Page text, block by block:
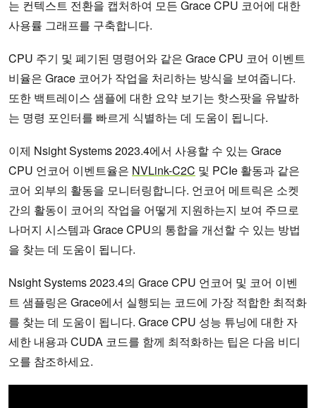
는 컨텍스트 전환을 캡처하여 모든 Grace CPU 코어에 대한
사용률 그래프를 구축합니다.
CPU 주기 및 폐기된 명령어와 같은 Grace CPU 코어 이벤트
비율은 Grace 코어가 작업을 처리하는 방식을 보여줍니다.
또한 백트레이스 샘플에 대한 요약 보기는 핫스팟을 유발하
는 명령 포인터를 빠르게 식별하는 데 도움이 됩니다.
이제 Nsight Systems 2023.4에서 사용할 수 있는 Grace
CPU 언코어 이벤트율은 NVLink-C2C 및 PCIe 활동과 같은
코어 외부의 활동을 모니터링합니다. 언코어 메트릭은 소켓
간의 활동이 코어의 작업을 어떻게 지원하는지 보여 주므로
나머지 시스템과 Grace CPU의 통합을 개선할 수 있는 방법
을 찾는 데 도움이 됩니다.
Nsight Systems 2023.4의 Grace CPU 언코어 및 코어 이벤
트 샘플링은 Grace에서 실행되는 코드에 가장 적합한 최적화
를 찾는 데 도움이 됩니다. Grace CPU 성능 튜닝에 대한 자
세한 내용과 CUDA 코드를 함께 최적화하는 팁은 다음 비디
오를 참조하세요.